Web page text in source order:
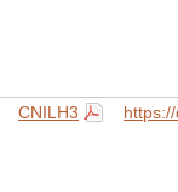
CNILH3